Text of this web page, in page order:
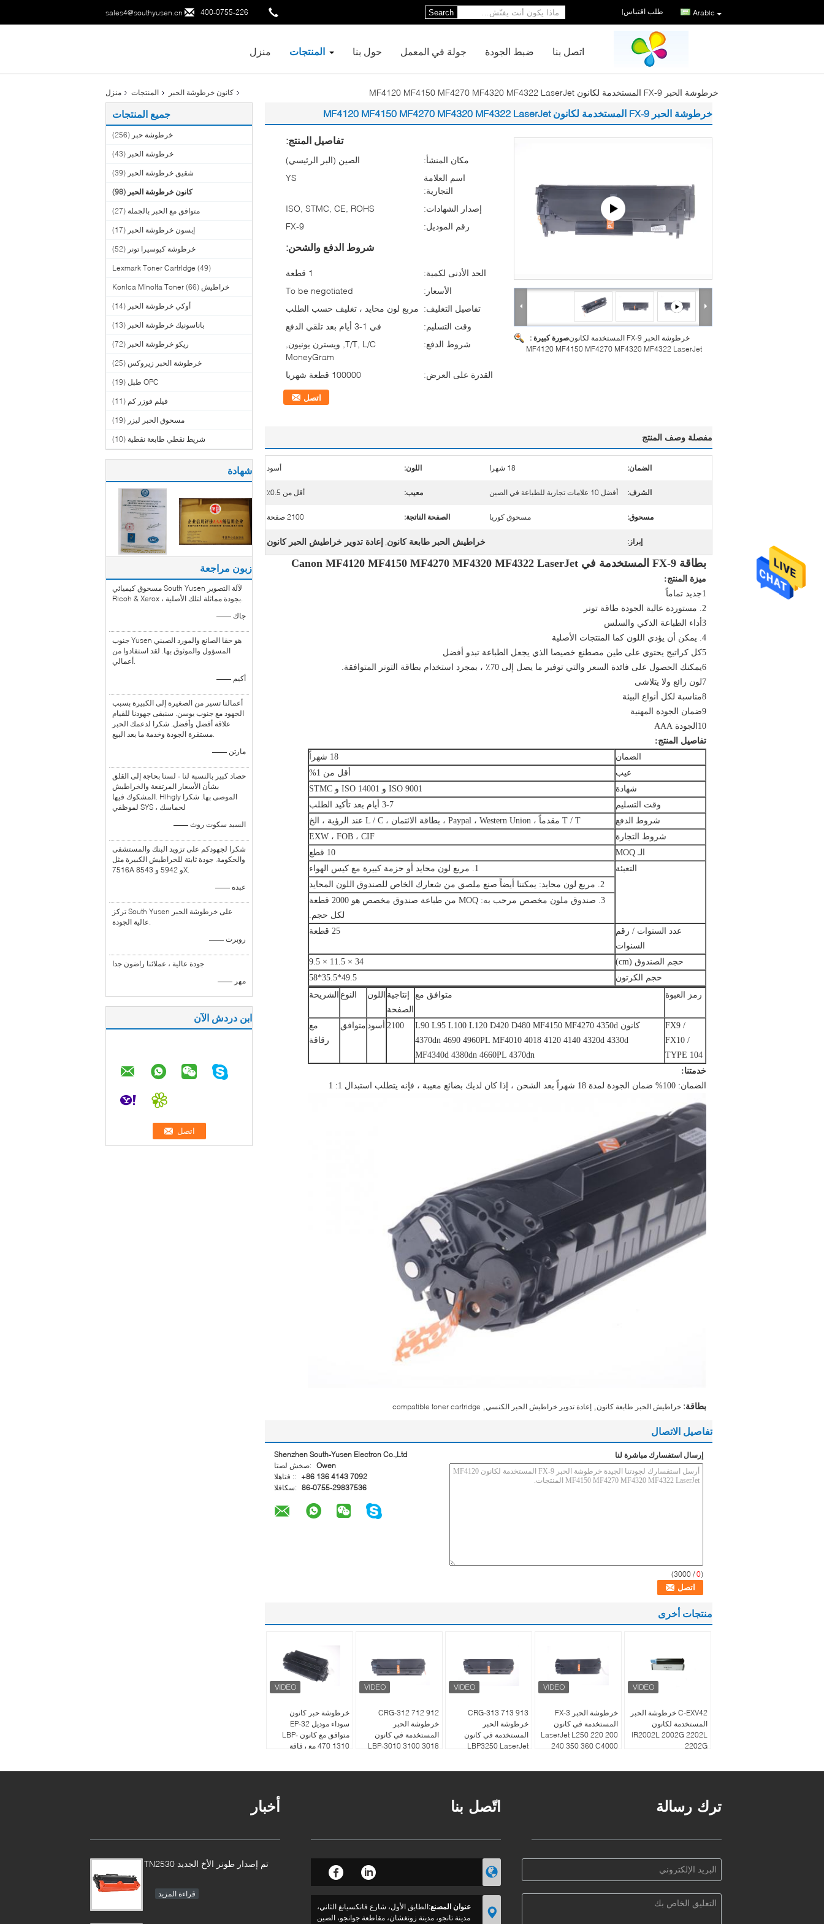
sales4@southyusen.cn 400-0755-226 Arabic طلب اقتباس|
Search
منزل المنتجات حول بنا جولة في المعمل ضبط الجودة اتصل بنا
منزل المنتجات كانون خرطوشة الحبر خرطوشة الحبر FX-9 المستخدمة لكانون MF4120 MF4150 MF4270 MF4320 MF4322 LaserJet
جميع المنتجات
خرطوشة حبر (256)
خرطوشة الحبر (43)
شقيق خرطوشة الحبر (39)
كانون خرطوشة الحبر (98)
متوافق مع الحبر بالجملة (27)
إبسون خرطوشة الحبر (17)
خرطوشة كيوسيرا تونر (52)
Lexmark Toner Cartridge (49)
خراطيش Konica Minolta Toner (66)
أوكي خرطوشة الحبر (14)
باناسونيك خرطوشة الحبر (13)
ريكو خرطوشة الحبر (72)
خرطوشة الحبر زيروكس (25)
OPC طبل (19)
فيلم فوزر كم (11)
مسحوق الحبر ليزر (19)
شريط نقطي طابعة نقطية (10)
شهادة
زبون مراجعة
مسحوق كيميائي South Yusen لآلة التصوير
Ricoh & Xerox ، بجودة مماثلة لتلك الأصلية.
—— جاك
جنوب Yusen هو حقا الصانع والمورد الصيني
المسؤول والموثوق بها. لقد استفادوا من
أعمالي.
—— أكيم
أعمالنا تسير من الصغيرة إلى الكبيرة بسبب
الجهود مع جنوب يوسن. سنبقى جهودنا للقيام
علاقة أفضل وأفضل. شكرا لدعمك الحبر
مستقرة الجودة وخدمة ما بعد البيع.
—— مارتن
حصاد كبير بالنسبة لنا - لسنا بحاجة إلى القلق
بشأن الأسعار المرتفعة والخراطيش
المشكوك فيها. Hihgly الموصى بها. شكرا
لموظفي SYS ، لحماسك
—— السيد سكوت روث
شكرا لجهودكم على تزويد البنك والمستشفى
والحكومة. جودة ثابتة للخراطيش الكبيرة مثل
7516A و 5942 و 8543X.
—— عبده
تركز South Yusen على خرطوشة الحبر
عالية الجودة.
—— روبرت
جودة عالية ، عملائنا راضون جدا
—— مهر
ابن دردش الآن
خرطوشة الحبر FX-9 المستخدمة لكانون MF4120 MF4150 MF4270 MF4320 MF4322 LaserJet
صورة كبيرة :خرطوشة الحبر FX-9 المستخدمة لكانون
MF4120 MF4150 MF4270 MF4320 MF4322 LaserJet
تفاصيل المنتج:
مكان المنشأ:
الصين (البر الرئيسي)
اسم العلامة
التجارية:
YS
إصدار الشهادات:
ISO, STMC, CE, ROHS
رقم الموديل:
FX-9
شروط الدفع والشحن:
الحد الأدنى لكمية:
1 قطعة
الأسعار:
To be negotiated
تفاصيل التغليف: مربع لون محايد ، تغليف حسب الطلب
وقت التسليم:
في 1-3 أيام بعد تلقي الدفع
شروط الدفع:
T/T, L/C, ويسترن يونيون,
MoneyGram
القدرة على العرض:
100000 قطعة شهريا
اتصل
مفصلة وصف المنتج
الضمان: 18 شهرا اللون: أسود
الشرف: أفضل 10 علامات تجارية للطباعة في الصين معيب: أقل من 0.5٪
مسحوق: مسحوق كوريا الصفحة الناتجة: 2100 صفحة
إبراز: خراطيش الحبر طابعة كانون, إعادة تدوير خراطيش الحبر كانون
بطاقة FX-9 المستخدمة في Canon MF4120 MF4150 MF4270 MF4320 MF4322 LaserJet
ميزة المنتج:
1جديد تماماً
2. مستوردة عالية الجودة طاقة تونر
3أداء الطباعة الذكي والسلس
4. يمكن أن يؤدي اللون كما المنتجات الأصلية
5كل كراتيج يحتوي على طين مصطنع خصيصا الذي يجعل الطباعة تبدو أفضل
6يمكنك الحصول على فائدة السعر والتي توفير ما يصل إلى 70٪ ، بمجرد استخدام بطاقة التونر المتوافقة.
7لون رائع ولا يتلاشى
8مناسبة لكل أنواع البيئة
9ضمان الجودة المهنية
10الجودة AAA
تفاصيل المنتج:
الضمان
18 شهراً
عيب
أقل من 1%
شهادة
ISO 9001 و ISO 14001 و STMC
وقت التسليم
3-7 أيام بعد تأكيد الطلب
شروط الدفع
T / T مقدماً ، Paypal ، Western Union ، بطاقة الائتمان ، L / C عند الرؤية ، الخ
شروط التجارة
EXW ، FOB ، CIF
الـ MOQ
10 قطع
التعبئة
1. مربع لون محايد أو حزمة كبيرة مع كيس الهواء
2. مربع لون محايد: يمكننا أيضاً صنع ملصق من شعارك الخاص للصندوق اللون المحايد
3. صندوق ملون مخصص مرحب به: MOQ من طباعة صندوق مخصص هو 2000 قطعة
لكل حجم.
عدد السنوات / رقم
السنوات
25 قطعة
حجم الصندوق (cm)
34 × 11.5 × 9.5
حجم الكرتون
49.5*35.5*58
رمز العبوة
متوافق مع
إنتاجية
الصفحة
اللون النوع الشريحة
FX9 /
FX10 /
TYPE 104
كانون L90 L95 L100 L120 D420 D480 MF4150 MF4270 4350d
4370dn 4690 4960PL MF4010 4018 4120 4140 4320d 4330d
MF4340d 4380dn 4660PL 4370dn
2100 أسود متوافق
مع
رقاقة
خدمتنا:
الضمان: 100% ضمان الجودة لمدة 18 شهراً بعد الشحن ، إذا كان لديك بضائع معيبة ، فإنه يتطلب استبدال 1: 1
بطاقة: خراطيش الحبر طابعة كانون إعادة تدوير خراطيش الحبر الكنسي compatible toner cartridge
تفاصيل الاتصال
Shenzhen South-Yusen Electron Co.,Ltd
اتصل شخص: Owen
الهاتف ::
+86 136 4143 7092
الفاكس: 86-0755-29837536
إرسال استفسارك مباشرة لنا
(
0
/ 3000)
منتجات أخرى
خرطوشة حبر كانون
سوداء موديل EP-32
متوافق مع كانون LBP-
470 1310 مع رقاقة
CRG-312 712 912
خرطوشة الحبر
المستخدمة في كانون
LBP-3010 3100 3018
CRG-313 713 913
خرطوشة الحبر
المستخدمة في كانون
LBP3250 LaserJet
خرطوشة الحبر FX-3
المستخدمة في كانون
LaserJet L250 220 200
240 350 360 C4000
C-EXV42 خرطوشة الحبر
المستخدمة لكانون
IR2002L 2002G 2202L
2202G
أخبار
تم إصدار طونر الأخ الجديد TN2530
قراءة المزيد
اتّصل بنا
عنوان المصنع:الطابق الأول، شارع فانكسيانغ الثاني،
مدينة تانجو، مدينة زونغشان، مقاطعة جوانجو، الصين
ترك رسالة